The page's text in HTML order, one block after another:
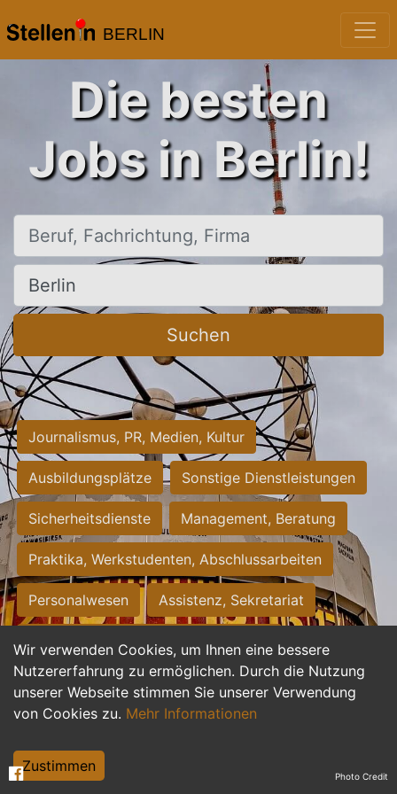
BERLIN
Wir verwenden Cookies, um Ihnen eine bessere
Nutzererfahrung zu ermöglichen. Durch die Nutzung
unserer Webseite stimmen Sie unserer Verwendung
von Cookies zu. Mehr Informationen
Zustimmen
Die besten
Jobs in Berlin!
Beruf, Fachrichtung, Firma
Ort, Stadt
Suchen
Journalismus, PR, Medien, Kultur
Ausbildungsplätze Sonstige Dienstleistungen
Sicherheitsdienste Management, Beratung
Praktika, Werkstudenten, Abschlussarbeiten
Personalwesen Assistenz, Sekretariat
Hilfskräfte, Aushilfs- und Nebenjobs
Einkauf, Logistik, Materialwirtschaft
Weiterbildung, Studium, duale Ausbildung
Tourismus
Photo Credit